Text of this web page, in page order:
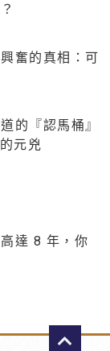
奮的真相：可
的『認馬桶』
元兇
達 8 年，你